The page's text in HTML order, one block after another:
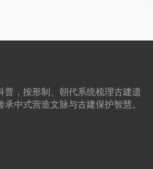
，按形制、朝代系统梳理古建遗
中式营造文脉与古建保护智慧。